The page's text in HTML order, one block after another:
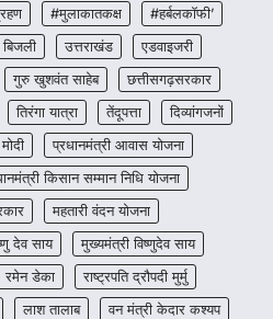
JEEऑनलाइन कोचिंग सुविधा हेतु
से आवेदन आमंत्रित
Khabar August 6, 2026
सत्र 2026-27 में सरगुजा जिले के
में कक्षा 11वीं विज्ञान संकाय…
में लिव-इन पार्टनर की मौत से
का शक
Khabar August 6, 2026
रायपुर से एक सनसनीखेज मामला
है। मुजगहन थाना क्षेत्र के बोरियाकला…
#मुलाकातकक्ष
#हर्बलकॉफी’
उत्तराखंड
एडवाइजरी
गुरु खुशवंत साहेब
छत्तीसगढ़सरकार
तिरंगा यात्रा तेंदूपत्ता
दिव्यांगजनों
प्रधानमंत्री आवास योजना
किसान सम्मान निधि योजना
महतारी वंदन योजना
देव साय
मुख्यमंत्री विष्णुदेव साय
रमेन डेका
राष्ट्रपति द्रौपदी मुर्मु
लाश तालाब वन मंत्री केदार कश्यप